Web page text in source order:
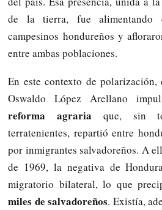
de la tierra, fue alimentando
campesinos hondureños y
entre ambas poblaciones.
En este contexto de
Oswaldo López Arellano
reforma agraria que, sin
terratenientes, repartió entre
por inmigrantes salvadoreños. A
de 1969, la negativa de
migratorio bilateral, lo que
miles de salvadoreños. Existía,